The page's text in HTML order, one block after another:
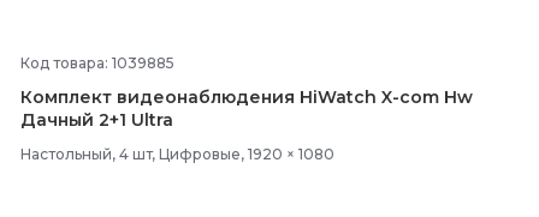
Код товара: 1039885
Комплект видеонаблюдения HiWatch X-com Hw
Дачный 2+1 Ultra
Настольный, 4 шт, Цифровые, 1920 × 1080